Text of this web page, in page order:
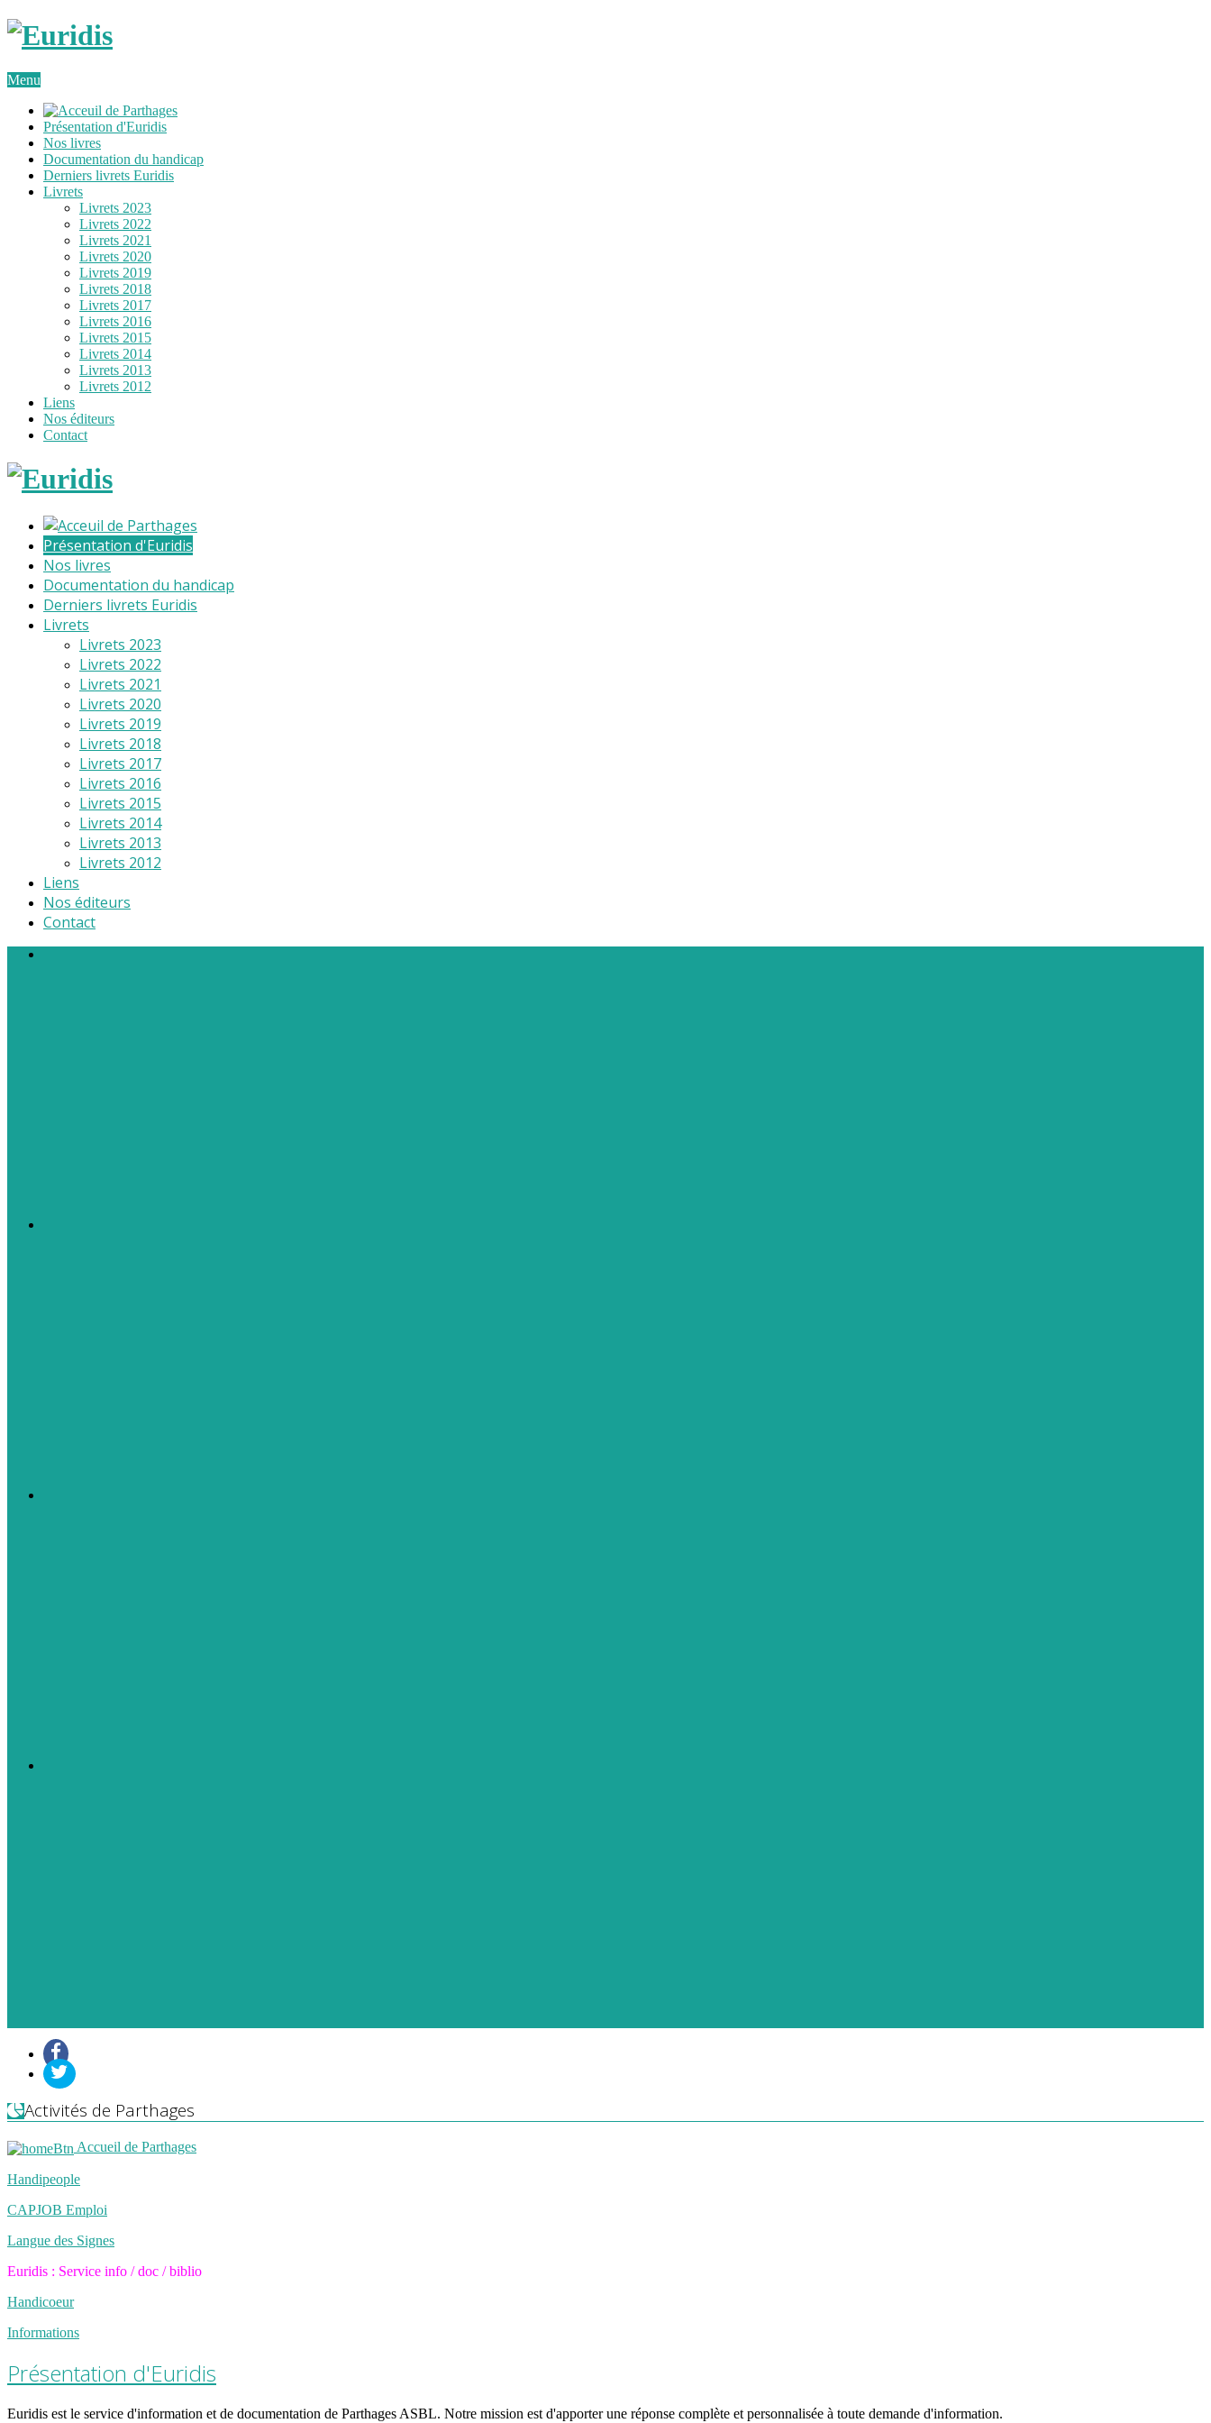
Menu
Présentation d'Euridis
Nos livres
Documentation du handicap
Derniers livrets Euridis
Livrets
Livrets 2023
Livrets 2022
Livrets 2021
Livrets 2020
Livrets 2019
Livrets 2018
Livrets 2017
Livrets 2016
Livrets 2015
Livrets 2014
Livrets 2013
Livrets 2012
Liens
Nos éditeurs
Contact
Présentation d'Euridis
Nos livres
Documentation du handicap
Derniers livrets Euridis
Livrets
Livrets 2023
Livrets 2022
Livrets 2021
Livrets 2020
Livrets 2019
Livrets 2018
Livrets 2017
Livrets 2016
Livrets 2015
Livrets 2014
Livrets 2013
Livrets 2012
Liens
Nos éditeurs
Contact
Activités de Parthages
Accueil de Parthages
Handipeople
CAPJOB Emploi
Langue des Signes
Euridis : Service info / doc / biblio
Handicoeur
Informations
Présentation d'Euridis
Euridis est le service d'information et de documentation de Parthages ASBL. Notre mission est d'apporter une réponse complète et personnalisée à toute demande d'information.